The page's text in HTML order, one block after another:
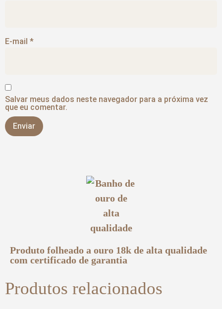
E-mail *
Salvar meus dados neste navegador para a próxima vez
que eu comentar.
Produto folheado a ouro 18k de alta qualidade
com certificado de garantia
Produtos relacionados